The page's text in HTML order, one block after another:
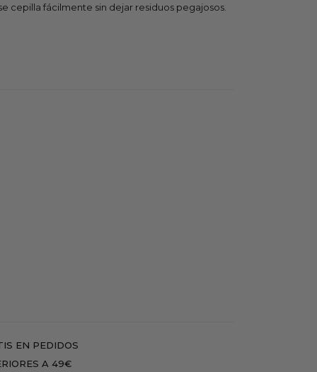
cepilla fácilmente sin dejar residuos pegajosos.
EN PEDIDOS
A 49€